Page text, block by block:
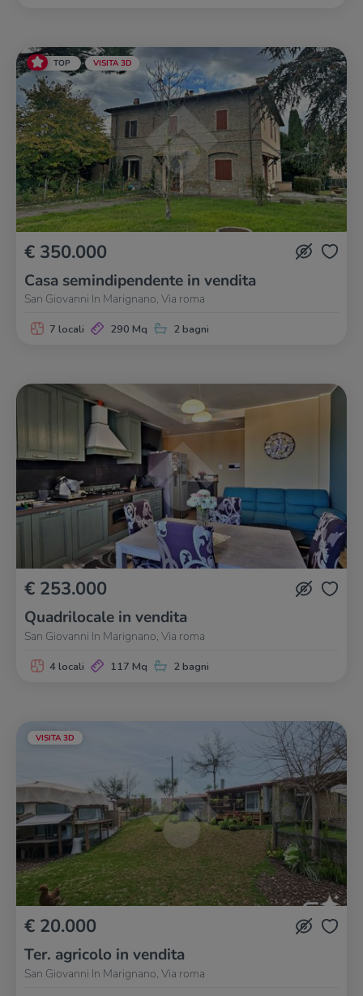
TOP VISITA 3D
€ 350.000
Casa semindipendente in vendita
San Giovanni In Marignano, Via roma
7 locali 290 Mq 2 bagni
€ 253.000
Quadrilocale in vendita
San Giovanni In Marignano, Via roma
4 locali 117 Mq 2 bagni
VISITA 3D
€ 20.000
Ter. agricolo in vendita
San Giovanni In Marignano, Via roma